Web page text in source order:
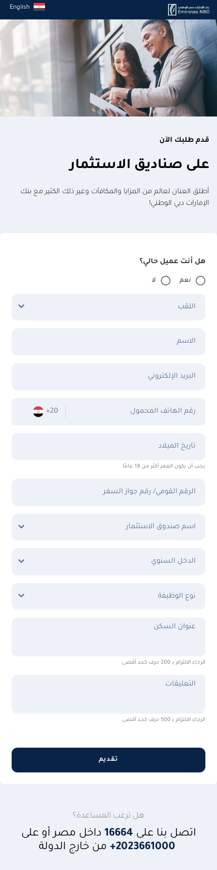
English
قدم طلبك الآن
على صناديق الاستثمار
أطلق العنان لعالم من المزايا والمكافآت وغير ذلك الكثير مع بنك
الإمارات دبي الوطني!
هل أنت عميل حالي؟
نعم لا
اللقب
الاسم
البريد الإلكتروني
+20 رقم الهاتف المحمول
تاريخ الميلاد
يجب أن يكون العمر أكثر من 18 عامًا
الرقم القومي/ رقم جواز السفر
اسم صندوق الاستثمار
الدخل السنوي
نوع الوظيفة
عنوان السكن
الرجاء الالتزام بـ 200 حرف كحد أقصى
التعليقات
الرجاء الالتزام بـ 500 حرف كحد أقصى
تقديم
هل ترغب المساعدة؟
اتصل بنا على 16664 داخل مصر أو على
+2023661000 من خارج الدولة